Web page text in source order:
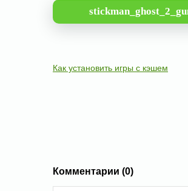
Как установить игры с кэшем
Комментарии (0)